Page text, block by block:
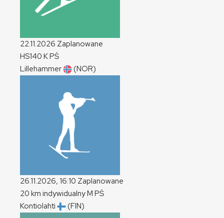
22.11.2026 Zaplanowane
HS140 KPŚ
Lillehammer
(NOR)
26.11.2026, 16:10 Zaplanowane
20 km indywidualnyM PŚ
Kontiolahti
(FIN)